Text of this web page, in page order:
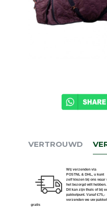
VERTROUWD
Wij verzenden via
POSTNL & DHL, u kunt
zelf kiezen bij ons waar
het bezorgd wilt hebben.
Dit kan zijn thuis of bij
pakketpunt. Vanaf €75,-
verzenden we uw pakket
gratis